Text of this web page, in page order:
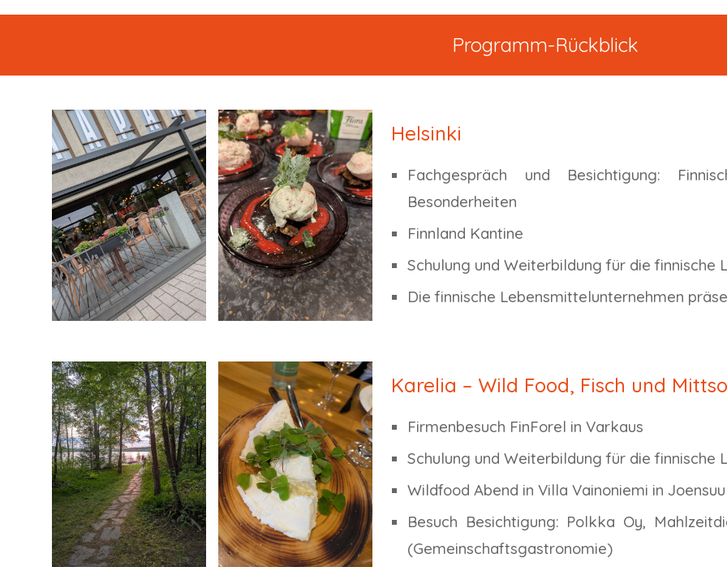
Programm-Rückblick
Helsinki
Fachgespräch und Besichtigung:
Besonderheiten
Finnland Kantine
Schulung und Weiterbildung für die finnische
Die finnische Lebensmittelunternehmen
Karelia – Wild Food, Fisch und
Firmenbesuch FinForel in Varkaus
Schulung und Weiterbildung für die finnische
Wildfood Abend in Villa Vainoniemi in Joensuu
Besuch Besichtigung: Polkka Oy,
(Gemeinschaftsgastronomie)